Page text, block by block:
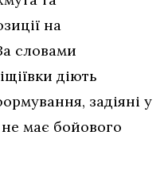
на
словами
діють
задіяні у
має бойового